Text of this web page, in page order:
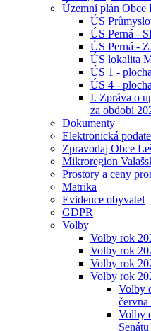
Územní plán Obce
ÚS
ÚS Perná -
ÚS Perná -
ÚS lokalita
ÚS 1 -
ÚS 4 -
I. Zpráva o
za období
Dokumenty
Elektronická
Zpravodaj Obce
Mikroregion
Prostory a ceny
Matrika
Evidence obyvatel
GDPR
Volby
Volby rok
Volby rok
Volby rok
Volby rok
Volby
června
Volby